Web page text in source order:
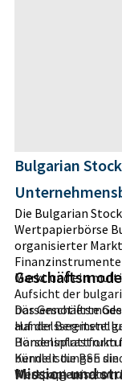
Bulgarian
Die Bulgarian
Wertpapierbörse
organisierter
Markt und ein
Aufsicht der
börsennotierte
Handelssegment
bündelt die BSE
Marktorganisator
Das
auf der
Handelsplattform
Kernleistungen
Wertpapieren zum
Mission und